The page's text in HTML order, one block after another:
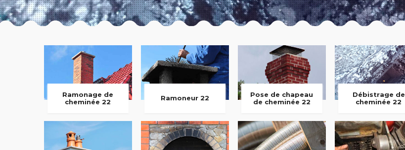
Ramonage de
cheminée 22
Ramoneur 22
Pose de chapeau
de cheminée 22
Débistrage de
cheminée 22